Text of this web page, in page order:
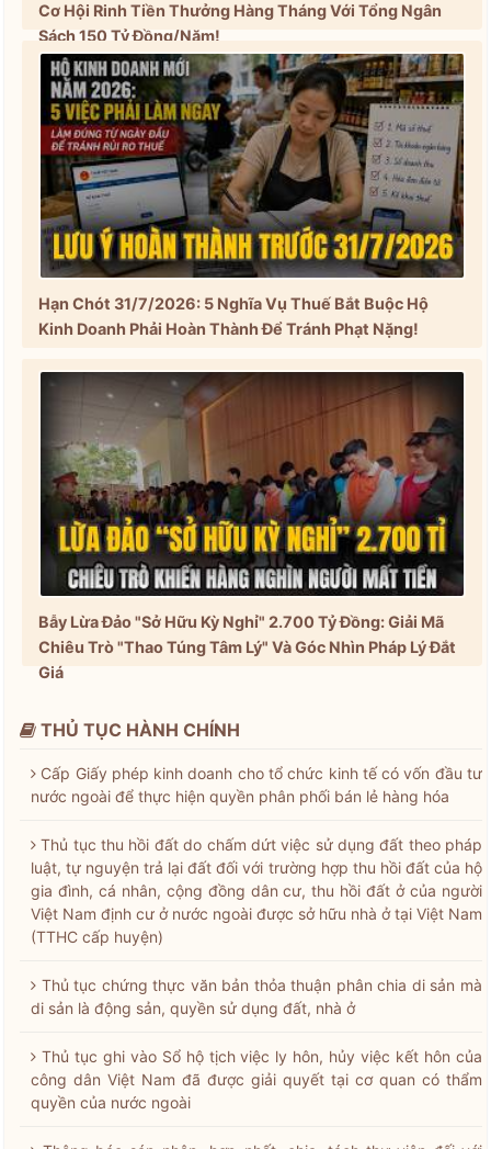
Cơ Hội Rinh Tiền Thưởng Hàng Tháng Với Tổng Ngân
Sách 150 Tỷ Đồng/Năm!
Hạn Chót 31/7/2026: 5 Nghĩa Vụ Thuế Bắt Buộc Hộ
Kinh Doanh Phải Hoàn Thành Để Tránh Phạt Nặng!
Bẫy Lừa Đảo "Sở Hữu Kỳ Nghỉ" 2.700 Tỷ Đồng: Giải Mã
Chiêu Trò "Thao Túng Tâm Lý" Và Góc Nhìn Pháp Lý Đắt
Giá
THỦ TỤC HÀNH CHÍNH
Cấp Giấy phép kinh doanh cho tổ chức kinh tế có vốn đầu tư
nước ngoài để thực hiện quyền phân phối bán lẻ hàng hóa
Thủ tục thu hồi đất do chấm dứt việc sử dụng đất theo pháp
luật, tự nguyện trả lại đất đối với trường hợp thu hồi đất của hộ
gia đình, cá nhân, cộng đồng dân cư, thu hồi đất ở của người
Việt Nam định cư ở nước ngoài được sở hữu nhà ở tại Việt Nam
(TTHC cấp huyện)
Thủ tục chứng thực văn bản thỏa thuận phân chia di sản mà
di sản là động sản, quyền sử dụng đất, nhà ở
Thủ tục ghi vào Sổ hộ tịch việc ly hôn, hủy việc kết hôn của
công dân Việt Nam đã được giải quyết tại cơ quan có thẩm
quyền của nước ngoài